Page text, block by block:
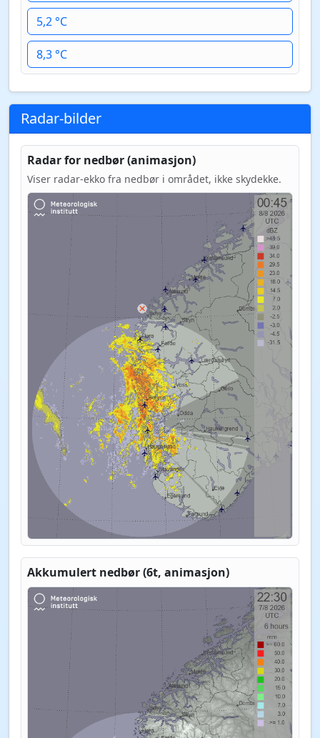
5,2 °C
8,3 °C
Radar-bilder
Radar for nedbør (animasjon)
Viser radar-ekko fra nedbør i området, ikke skydekke.
Akkumulert nedbør (6t, animasjon)